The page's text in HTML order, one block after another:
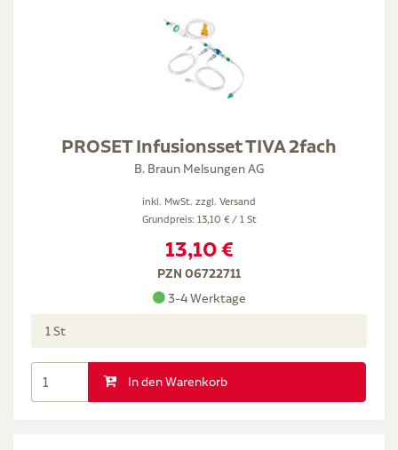
PROSET Infusionsset TIVA 2fach
B. Braun Melsungen AG
inkl. MwSt. zzgl. Versand
Grundpreis: 13,10 € / 1 St
13,10 €
PZN 06722711
3-4 Werktage
1 St
In den Warenkorb